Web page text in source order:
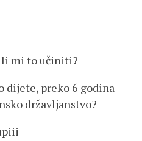
li mi to učiniti?
dijete, preko 6 godina
državljanstvo?